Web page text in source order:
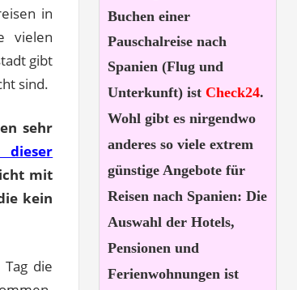
in
vielen
gibt
sind.
sehr
mit
kein
die
Buchen einer
Pauschalreise nach
Spanien (Flug und
Unterkunft) ist Check24.
Wohl gibt es nirgendwo
anderes so viele extrem
günstige Angebote für
Reisen nach Spanien: Die
Auswahl der Hotels,
Pensionen und
Ferienwohnungen ist